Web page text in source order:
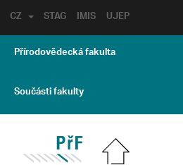
STAG IMIS UJEP
CZ
Přírodovědecká fakulta
Součásti fakulty